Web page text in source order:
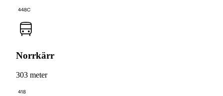
448C
Norrkärr
303 meter
418